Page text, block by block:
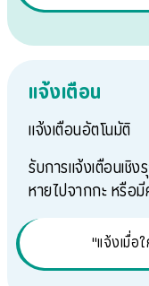
แจ้งเตือน
แจ้งเตือนอัตโนมัติ
รับการแจ้งเตือนเชิ
หายไปจากกะ หรือ
"แจ้งเมื่อ